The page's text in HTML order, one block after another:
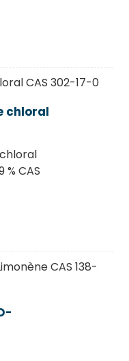
chloral
% CAS